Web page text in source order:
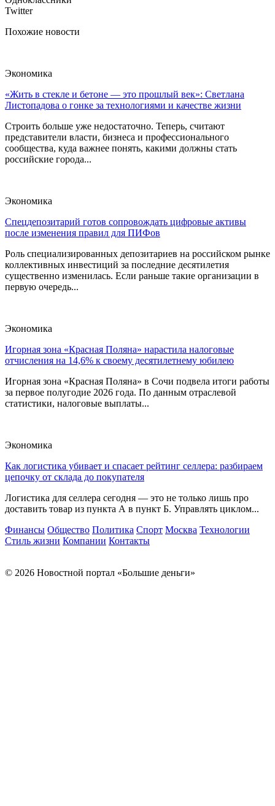
Twitter
Похожие новости
Экономика
«Жить в стекле и бетоне — это прошлый век»: Светлана
Листопадова о гонке за технологиями и качестве жизни
Строить больше уже недостаточно. Теперь, считают
представители власти, бизнеса и профессионального
сообщества, куда важнее понять, какими должны стать
российские города...
Экономика
Спецдепозитарий готов сопровождать цифровые активы
после изменения правил для ПИФов
Роль специализированных депозитариев на российском рынке
коллективных инвестиций за последние десятилетия
существенно изменилась. Если раньше такие организации в
первую очередь...
Экономика
Игорная зона «Красная Поляна» нарастила налоговые
отчисления на 14,6% к своему десятилетнему юбилею
Игорная зона «Красная Поляна» в Сочи подвела итоги работы
за первое полугодие 2026 года. По данным отраслевой
статистики, налоговые выплаты...
Экономика
Как логистика убивает и спасает рейтинг селлера: разбираем
цепочку от склада до покупателя
Логистика для селлера сегодня — это не только лишь про
доставить товар из пункта А в пункт Б. Управлять циклом...
Финансы Общество Политика Спорт Москва Технологии
Стиль жизни Компании Контакты
© 2026 Новостной портал «Большие деньги»